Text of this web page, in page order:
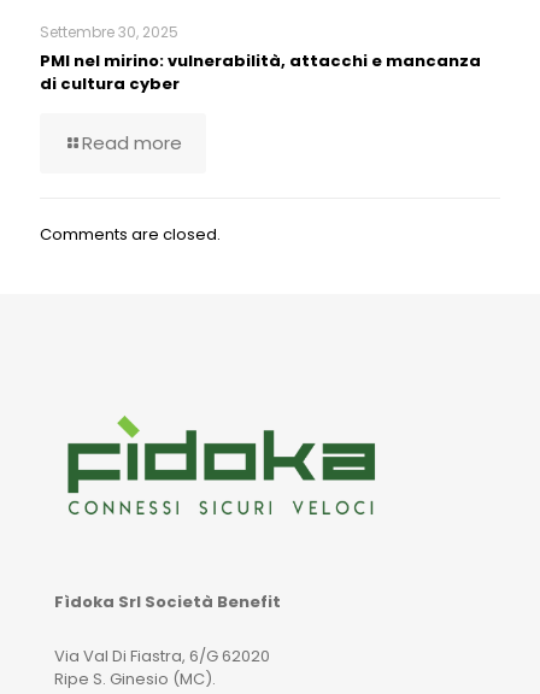
Settembre 30, 2025
PMI nel mirino: vulnerabilità, attacchi e mancanza
di cultura cyber
Read more
Comments are closed.
Fìdoka Srl Società Benefit
Via Val Di Fiastra, 6/G 62020
Ripe S. Ginesio (MC).